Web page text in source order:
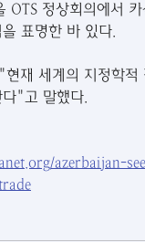
OTS 정상회의에서
표명한 바 있다.
재 세계의 지정학
"고 말했다.
azerbaijan-